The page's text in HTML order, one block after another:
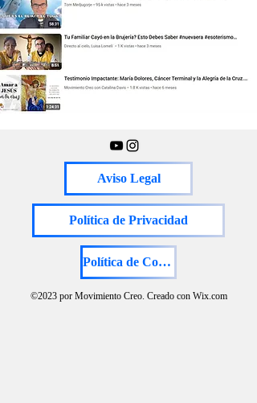
Aviso Legal
Política de Privacidad
Política de Cookies
©2023 por Movimiento Creo. Creado con Wix.com